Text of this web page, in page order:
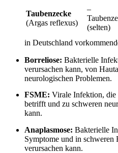
Taubenzecke
(Argas reflexus)
–
(selten)
in Deutschland
Borreliose: Bakterielle
verursachen kann, von
neurologischen Problemen.
FSME: Virale Infektion, die
betrifft und zu schweren
kann.
Anaplasmose: Bakterielle
Symptome und in schweren
verursachen kann.